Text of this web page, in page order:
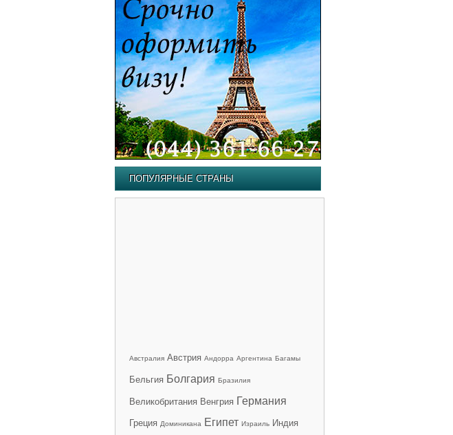
ПОПУЛЯРНЫЕ СТРАНЫ
Австралия Австрия Андорра Аргентина Багамы
Бельгия Болгария Бразилия
Великобритания Венгрия Германия
Греция Доминикана Египет Израиль Индия